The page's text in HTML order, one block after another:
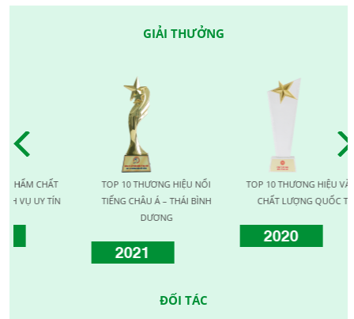
GIẢI THƯỞNG
TOP 10 THƯƠNG HIỆU NỔI
TIẾNG CHÂU Á – THÁI BÌNH
TOP 10 THƯƠNG HIỆU VÀNG
CHẤT LƯỢNG QUỐC TẾ
ĐỐI TÁC